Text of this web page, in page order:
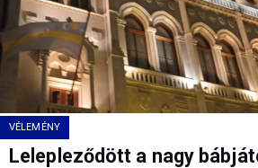
VÉLEMÉNY
Lelepleződött a nagy